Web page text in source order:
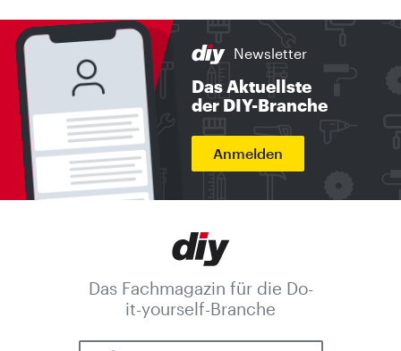
Newsletter
Das Aktuellste
der DIY-Branche
Anmelden
Das Fachmagazin für die Do-
it-yourself-Branche